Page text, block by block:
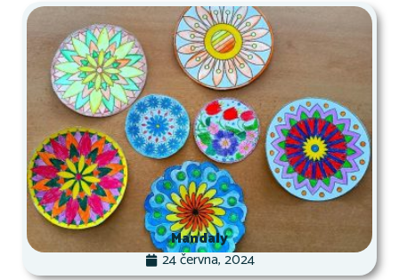
Mandaly
24 června, 2024